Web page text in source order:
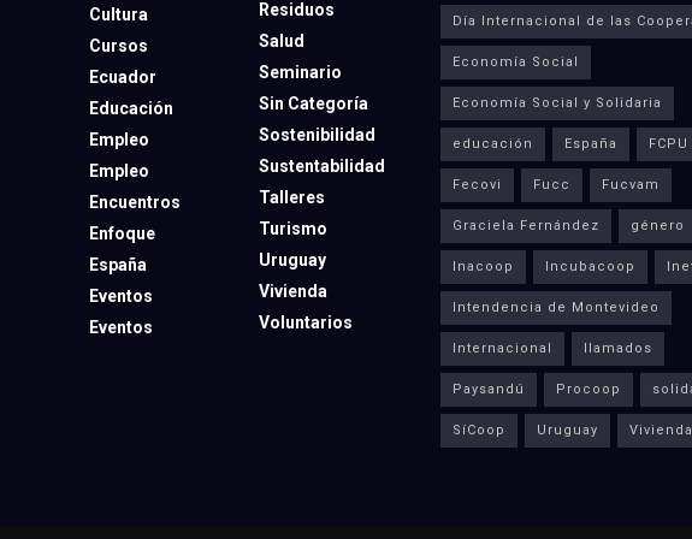
Cultura
Cursos
Ecuador
Educación
Empleo
Empleo
Encuentros
Enfoque
España
Eventos
Eventos
Residuos
Salud
Seminario
Sin Categoría
Sostenibilidad
Sustentabilidad
Talleres
Turismo
Uruguay
Vivienda
Voluntarios
Día Internacional de las
Economía Social
Economía Social y Solidaria
educación España FCPU
Fecovi Fucc Fucvam
Graciela Fernández género
Inacoop Incubacoop
Intendencia de Montevideo
Internacional llamados
Paysandú Procoop
SíCoop Uruguay Vivienda